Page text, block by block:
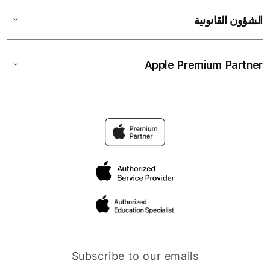
الشؤون القانونية
Apple Premium Partner
Subscribe to our emails